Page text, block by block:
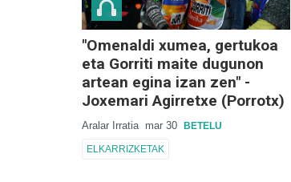
"Omenaldi xumea, gertukoa
eta Gorriti maite dugunon
artean egina izan zen" -
Joxemari Agirretxe (Porrotx)
Aralar Irratia mar 30 BETELU
ELKARRIZKETAK